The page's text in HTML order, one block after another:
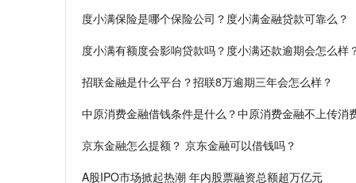
度小满保险是哪个保险公司？度小满金融贷款可靠么？
度小满有额度会影响贷款吗？度小满还款逾期会怎么样
招联金融是什么平台？招联8万逾期三年会怎么样？
中原消费金融借钱条件是什么？中原消费金融不上传消
京东金融怎么提额？ 京东金融可以借钱吗？
A股IPO市场掀起热潮 年内股票融资总额超万亿元